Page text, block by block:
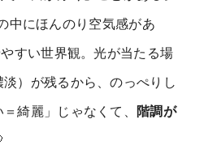
中にほんのり空気感があ
すい世界観。光が当たる場
）が残るから、のっぺりし
綺麗」じゃなくて、 階調が